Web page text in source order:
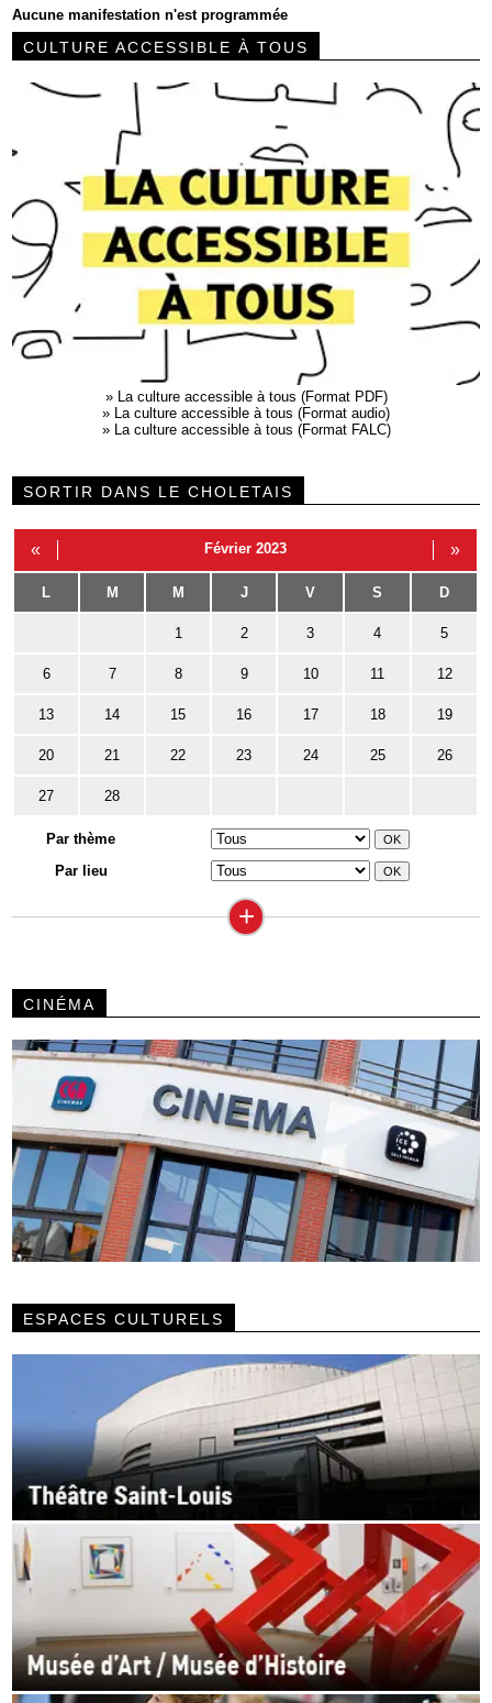
Aucune manifestation n'est programmée
CULTURE ACCESSIBLE À TOUS
»
La culture accessible à tous (Format PDF)
»
La culture accessible à tous (Format audio)
»
La culture accessible à tous (Format FALC)
SORTIR DANS LE CHOLETAIS
« Février 2023 »
L M M J V S D
1 2 3 4 5
6 7 8 9 10 11 12
13 14 15 16 17 18 19
20 21 22 23 24 25 26
27 28
Par thème
Par lieu
+
CINÉMA
ESPACES CULTURELS